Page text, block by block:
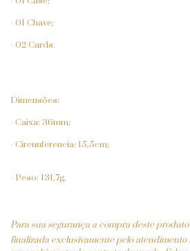
- 01 Chave;
- 02 Cards.
Dimensões:
- Caixa: 36mm;
- Circunferencia: 15,5cm;
- Peso: 131,7g.
Para sua segurança a compra deste
finalizada exclusivamente pelo